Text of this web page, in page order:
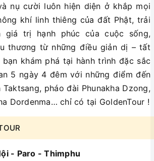
nụ cười luôn hiện diện ở khắp mọi
khí linh thiêng của đất Phật, trải
giá trị hạnh phúc của cuộc sống,
thương từ những điều giản dị – tất
khám phá tại hành trình đặc sắc
5 ngày 4 đêm với những điểm đến
pháo đài Phunakha Dzong,
Dordenma… chỉ có tại GoldenTour !
- Paro - Thimphu